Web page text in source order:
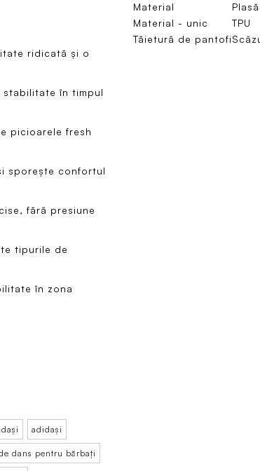
ridicată și o
stabilitate în timpul
picioarele fresh
sporește confortul
fără presiune
tipurile de
în zona
adidași
dans pentru bărbați
Material
Plasă
Material - unic
TPU
Tăietură de pantofi